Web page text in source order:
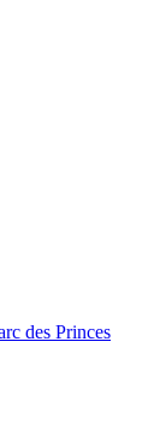
des Princes